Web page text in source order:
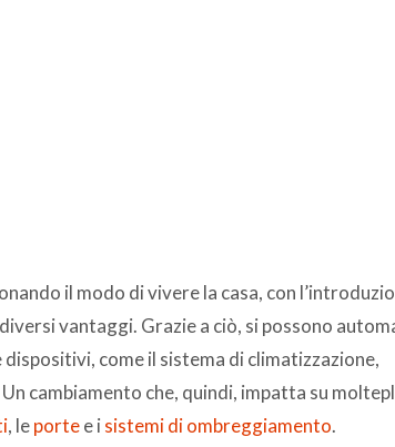
il modo di vivere la casa, con
vantaggi. Grazie a ciò, si possono
come il sistema di climatizzazione,
Un cambiamento che, quindi, impatta su
, leportee i sistemi di ombreggiamento.